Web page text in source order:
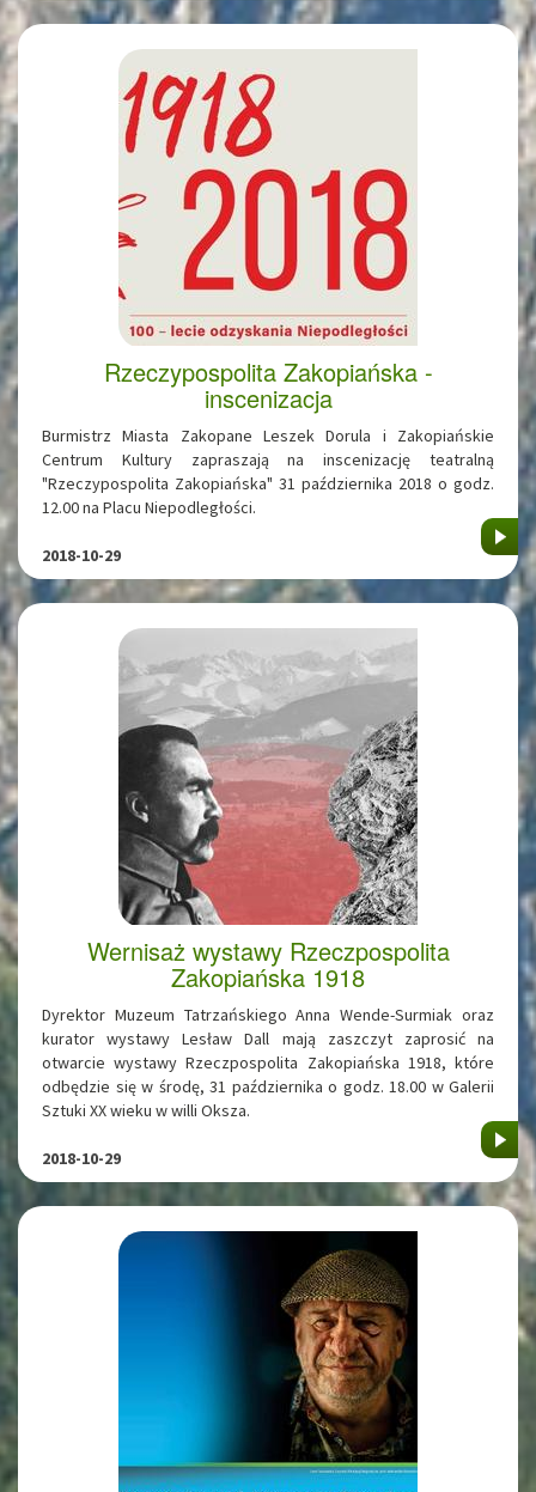
Pomoc to Moc zorganizowali Bieg Sztafetowy...
Rzeczypospolita Zakopiańska -
inscenizacja
Burmistrz Miasta Zakopane Leszek Dorula i Zakopiańskie
Centrum Kultury zapraszają na inscenizację teatralną
"Rzeczypospolita Zakopiańska" 31 października 2018 o godz.
12.00 na Placu Niepodległości.
2018-10-29
Wernisaż wystawy Rzeczpospolita
Zakopiańska 1918
Dyrektor Muzeum Tatrzańskiego Anna Wende-Surmiak oraz
kurator wystawy Lesław Dall mają zaszczyt zaprosić na
otwarcie wystawy Rzeczpospolita Zakopiańska 1918, które
odbędzie się w środę, 31 października o godz. 18.00 w Galerii
Sztuki XX wieku w willi Oksza.
2018-10-29